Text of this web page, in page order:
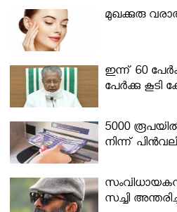
മുഖക്കുരു
ഇന്ന് 60
പേര്‍ക്കു കൂടി
5000
നിന്ന്
സച്ചി